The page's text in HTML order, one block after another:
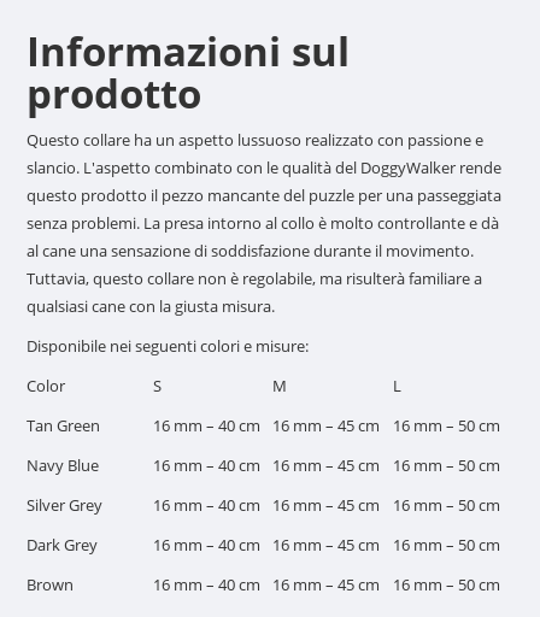
Informazioni sul
prodotto
Questo collare ha un aspetto lussuoso realizzato con passione e
slancio. L'aspetto combinato con le qualità del DoggyWalker rende
questo prodotto il pezzo mancante del puzzle per una passeggiata
senza problemi. La presa intorno al collo è molto controllante e dà
al cane una sensazione di soddisfazione durante il movimento.
Tuttavia, questo collare non è regolabile, ma risulterà familiare a
qualsiasi cane con la giusta misura.
Disponibile nei seguenti colori e misure:
Color
S M
L
Tan Green
16 mm – 40 cm 16 mm – 45 cm
16 mm – 50 cm
Navy Blue
16 mm – 40 cm 16 mm – 45 cm
16 mm – 50 cm
Silver Grey
16 mm – 40 cm 16 mm – 45 cm
16 mm – 50 cm
Dark Grey
16 mm – 40 cm 16 mm – 45 cm
16 mm – 50 cm
Brown
16 mm – 40 cm 16 mm – 45 cm
16 mm – 50 cm